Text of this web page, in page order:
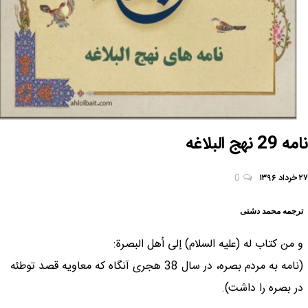
نامه 29 نهج البلاغه
۲۷ خرداد ۱۳۹۶ 0
ترجمه محمد دشتی
و من كتاب له (علیه السلام) إلى أهل البصرة:
(نامه به مردم بصره، در سال 38 هجرى آنگاه كه معاويه قصد توطئه
در بصره را داشت).